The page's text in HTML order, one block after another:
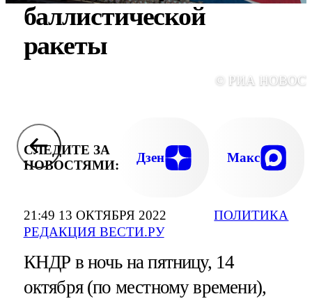
21:49 13 ОКТЯБРЯ 2022
РЕДАКЦИЯ ВЕСТИ.РУ
ПОЛИТИКА
баллистической
ракеты
© РИА
СЛЕДИТЕ ЗА
НОВОСТЯМИ:
Дзен Макс
КНДР в ночь на пятницу, 14
октября (по местному времени),